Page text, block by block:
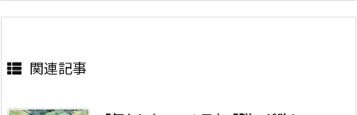
関連記事